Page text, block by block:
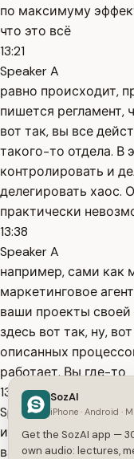
по максимуму
что это всё
13:21
Speaker A
равно происходит,
пишется регламент,
вот так, вы все
такого-то отдела. В
контролировать и
делегировать хаос.
практически
13:38
Speaker A
например, сами как
маркетинговое
ваши проекты своей
здесь вот так, ну,
описанных
работает. Вы где-то
13:50
Speaker A
интуитивно
вашем опыте, где-то
SozAI
iPhone · Android ·
Get the SozAI app —
own audio: lectures,